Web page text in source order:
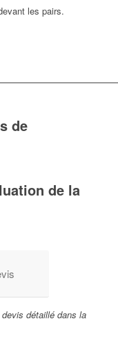
les pairs.
de
de la
détaillé dans la